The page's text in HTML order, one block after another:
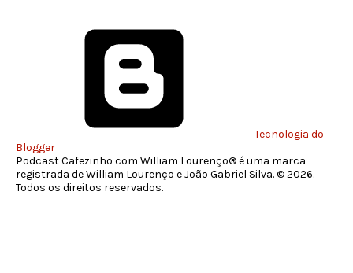
Tecnologia do
Blogger
Podcast Cafezinho com William Lourenço® é uma marca
registrada de William Lourenço e João Gabriel Silva. © 2026.
Todos os direitos reservados.